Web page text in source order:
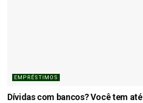
EMPRÉSTIMOS
Dívidas com bancos? Você tem